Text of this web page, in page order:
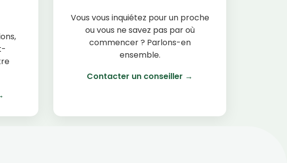
Vous vous inquiétez pour un proche
ou vous ne savez pas par où
commencer ? Parlons-en
ensemble.
Contacter un conseiller →